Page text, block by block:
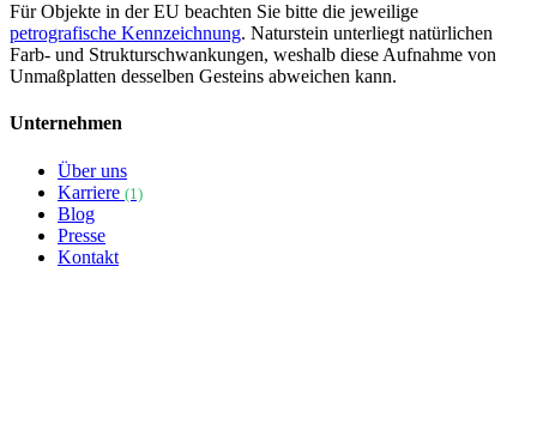
Für Objekte in der EU beachten Sie bitte die jeweilige
petrografische Kennzeichnung. Naturstein unterliegt natürlichen
Farb- und Strukturschwankungen, weshalb diese Aufnahme von
Unmaßplatten desselben Gesteins abweichen kann.
Unternehmen
Über uns
Karriere (1)
Blog
Presse
Kontakt